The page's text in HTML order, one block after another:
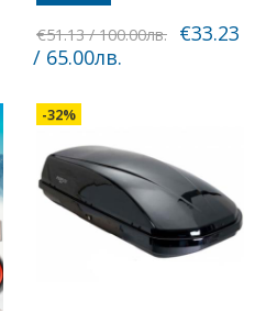
€51.13 / 100.00лв.
€33.23
/ 65.00лв.
-32%